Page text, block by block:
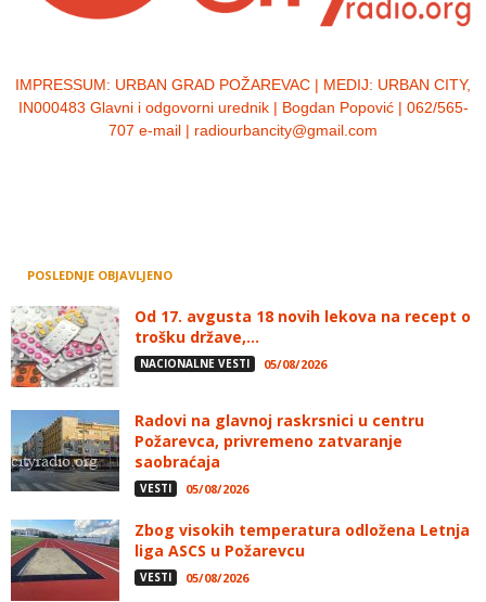
IMPRESSUM: URBAN GRAD POŽAREVAC | MEDIJ: URBAN CITY,
IN000483 Glavni i odgovorni urednik | Bogdan Popović | 062/565-
707 e-mail | radiourbancity@gmail.com
POSLEDNJE OBJAVLJENO
Od 17. avgusta 18 novih lekova na recept o
trošku države,...
NACIONALNE VESTI 05/08/2026
Radovi na glavnoj raskrsnici u centru
Požarevca, privremeno zatvaranje
saobraćaja
VESTI 05/08/2026
Zbog visokih temperatura odložena Letnja
liga ASCS u Požarevcu
VESTI 05/08/2026